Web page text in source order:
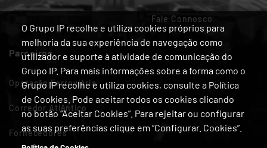
O Grupo IP recolhe e utiliza cookies próprios para
melhoria da sua experiência de navegação como
utilizador e suporte à atividade de comunicação do
Grupo IP. Para mais informações sobre a forma como o
Grupo IP recolhe e utiliza cookies, consulte a Política
de Cookies. Pode aceitar todos os cookies clicando
no botão “Aceitar Cookies”. Para rejeitar ou configurar
as suas preferências clique em “Configurar. Cookies”.
Fale Connosco
Parceiros
Operação Ferroviária
Corredor Atlântico
Fornecedores